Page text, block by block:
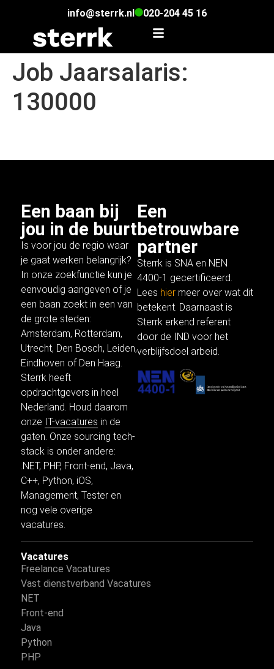
info@sterrk.nl 020-204 45 16
Job Jaarsalaris:
130000
Een baan bij
jou in de buurt
Is voor jou de regio waar
je gaat werken belangrijk?
In onze zoekfunctie kun je
eenvoudig aangeven of je
een baan zoekt in een van
de grote steden:
Amsterdam, Rotterdam,
Utrecht, Den Bosch, Leiden,
Eindhoven of Den Haag
Sterrk heeft
opdrachtgevers in heel
Nederland. Houd daarom
onze IT-vacatures in de
gaten. Onze sourcing tech-
stack is onder andere:
.NET, PHP, Front-end, Java,
C++, Python, iOS,
Management, Testeren
nog vele overige
vacatures.
Een
betrouwbare
partner
Sterrk is SNA en NEN
4400-1 gecertificeerd.
Lees hiermeer over wat dit
betekent. Daarnaast is
Sterrk erkend referent
door de IND voor het
verblijfsdoel arbeid.
Vacatures
Freelance Vacatures
Vast dienstverband Vacatures
NET
Front-end
Java
Python
PHP